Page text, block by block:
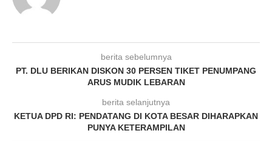
berita sebelumnya
PT. DLU BERIKAN DISKON 30 PERSEN TIKET PENUMPANG
ARUS MUDIK LEBARAN
berita selanjutnya
KETUA DPD RI: PENDATANG DI KOTA BESAR DIHARAPKAN
PUNYA KETERAMPILAN